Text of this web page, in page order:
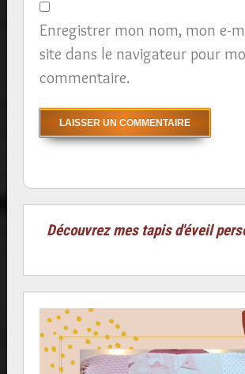
Enregistrer mon nom, mon e-
site dans le navigateur pour
commentaire.
Découvrez mes tapis d'éveil